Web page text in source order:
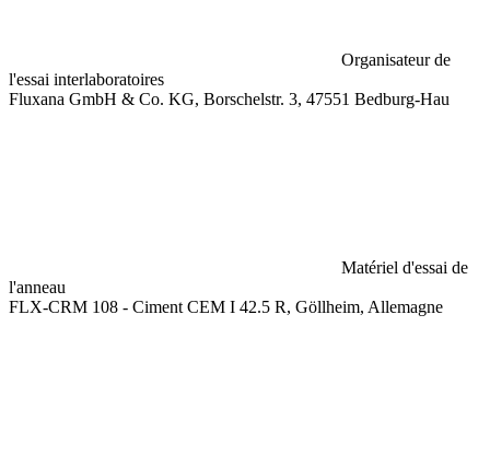
Organisateur de
l'essai interlaboratoires
Fluxana GmbH & Co. KG, Borschelstr. 3, 47551 Bedburg-Hau
Matériel d'essai de
l'anneau
FLX-CRM 108 - Ciment CEM I 42.5 R, Göllheim, Allemagne